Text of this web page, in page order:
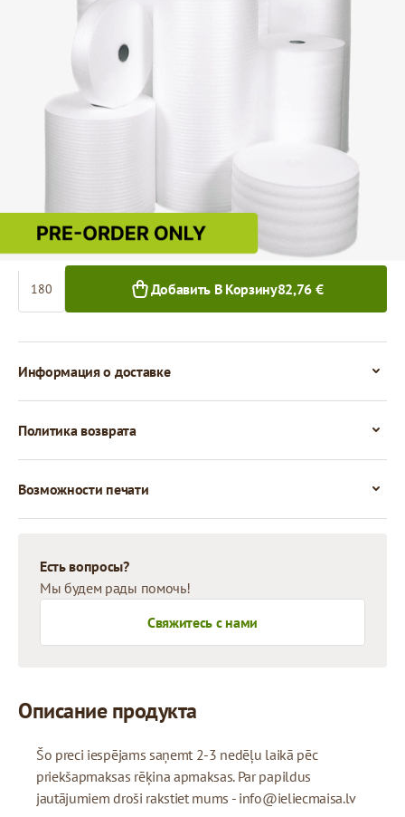
2.0mm
Товар нельзя получить в пункте выдачи.
Цена за 1 м²
Количество
Добавить В Корзину82,76 €
Информация о доставке
Политика возврата
Возможности печати
Есть вопросы?
Мы будем рады помочь!
Свяжитесь с нами
Описание продукта
Šo preci iespējams saņemt 2-3 nedēļu laikā pēc
priekšapmaksas rēķina apmaksas. Par papildus
jautājumiem droši rakstiet mums - info@ieliecmaisa.lv